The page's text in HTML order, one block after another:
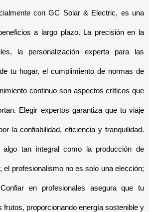
con GC Solar & Electric, es una
a largo plazo. La precisión en la
la personalización experta para las
tu hogar, el cumplimiento de normas de
continuo son aspectos críticos que
Elegir expertos garantiza que tu viaje
la confiabilidad, eficiencia y tranquilidad.
tan integral como la producción de
el profesionalismo no es solo una elección;
en profesionales asegura que tu
frutos, proporcionando energía sostenible y